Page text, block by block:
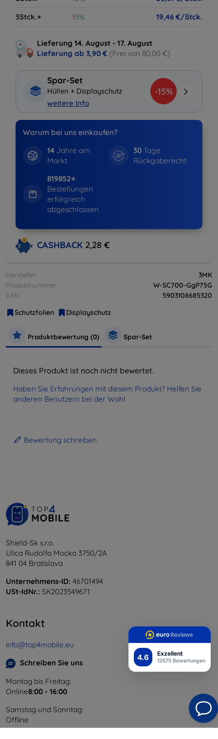
4.6 Exzellent
13575 Bewertungen
3Stck.+
15% 19,46 €/Stck.
Lieferung 14. August - 17. August
Lieferung ab 3,90 € (Frei von 80,00 €)
Spar-Set
Hüllen + Displayschutz
weitere Info
-15%
Warum bei uns einkaufen?
14Jahre am
Markt
30 Tage
Rückgaberecht
819852+
Bestellungen
erfolgreich
abgeschlossen
CASHBACK 2,28 €
Hersteller
3MK
Produktnummer
W-SC700-GgP75G
EAN
5903108685320
Schutzfolien
Displayschutz
Produktbewertung (0) Spar-Set
Dieses Produkt ist noch nicht bewertet.
Haben Sie Erfahrungen mit diesem Produkt? Helfen Sie
anderen Benutzern bei der Wahl
.
Bewertung schreiben
Shield-Sk s.r.o.
Ulica Rudolfa Mocka 3750/2A
841 04 Bratislava
Unternehmens-ID: 46701494
USt-IdNr.: SK2023549671
Kontakt
info@top4mobile.eu
Schreiben Sie uns
Montag bis Freitag:
Online8:00 - 16:00
Samstag und Sonntag:
Offline